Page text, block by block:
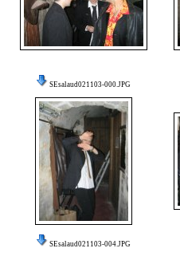
SEsalaud021103-000.JPG
SEsalaud021103-004.JPG